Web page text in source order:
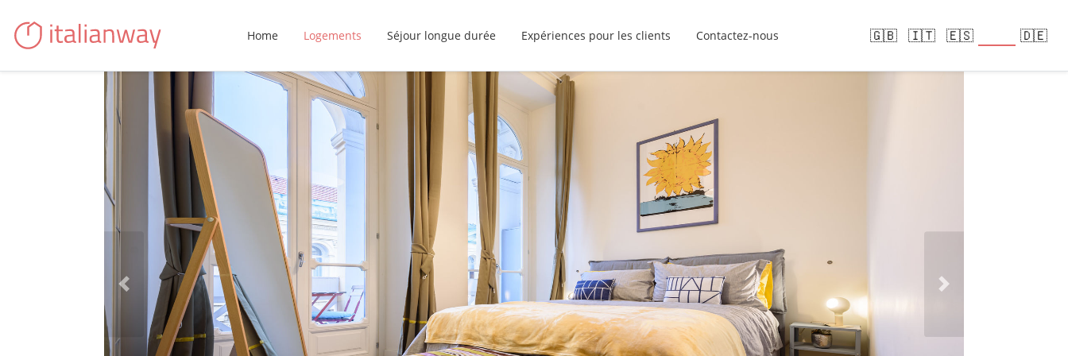
Home Logements Séjour longue durée Expériences pour les clients Contactez-nous 🇬🇧 🇮🇹 🇪🇸 🇩🇪